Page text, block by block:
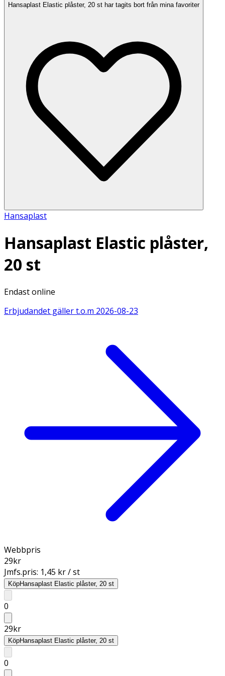
Hansaplast Elastic plåster, 20 st har tagits bort från mina favoriter
Hansaplast
Hansaplast Elastic plåster,
20 st
Endast online
Erbjudandet gäller t.o.m 2026-08-23
Webbpris
29kr
Jmfs.pris: 1,45 kr / st
KöpHansaplast Elastic plåster, 20 st
0
29kr
KöpHansaplast Elastic plåster, 20 st
0